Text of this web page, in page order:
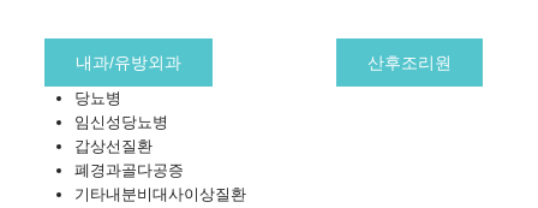
내과/유방외과
당뇨병
임신성당뇨병
갑상선질환
폐경과골다공증
기타내분비대사이상질환
산후조리원